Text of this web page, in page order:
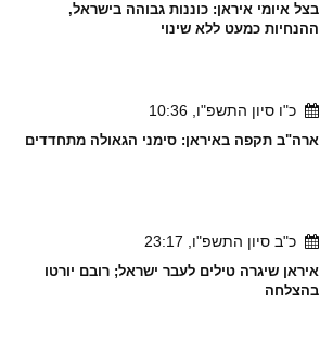
בצל איומי איראן: כוננות גבוהה בישראל,
ההנחיות כמעט ללא שינוי
כ"ו סיון התשפ"ו, 10:36
ארה"ב תקפה באיראן: סימני הגאולה מתחדדים
כ"ב סיון התשפ"ו, 23:17
איראן שיגרה טילים לעבר ישראל; רובם יורטו
בהצלחה